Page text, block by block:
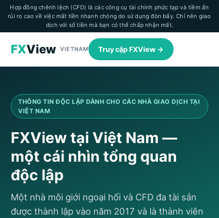
Hợp đồng chênh lệch (CFD) là các công cụ tài chính phức tạp và tiềm ẩn
rủi ro cao về việc mất tiền nhanh chóng do sử dụng đòn bẩy. Chỉ nên giao
dịch với số tiền mà bạn có thể chấp nhận mất.
FXView VIETNAM Truy cập FXView →
THÔNG TIN ĐỘC LẬP DÀNH CHO CÁC NHÀ GIAO DỊCH TẠI
VIỆT NAM
FXView tại Việt Nam —
một cái nhìn tổng quan
độc lập
Một nhà môi giới ngoại hối và CFD đa tài sản
được thành lập vào năm 2017 và là thành viên